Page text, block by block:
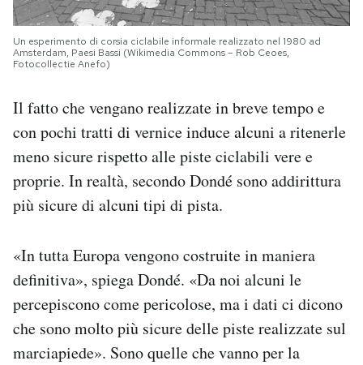
Un esperimento di corsia ciclabile informale realizzato nel 1980 ad
Amsterdam, Paesi Bassi (Wikimedia Commons – Rob Ceoes,
Fotocollectie Anefo)
Il fatto che vengano realizzate in breve tempo e
con pochi tratti di vernice induce alcuni a ritenerle
meno sicure rispetto alle piste ciclabili vere e
proprie. In realtà, secondo Dondé sono addirittura
più sicure di alcuni tipi di pista.
«In tutta Europa vengono costruite in maniera
definitiva», spiega Dondé. «Da noi alcuni le
percepiscono come pericolose, ma i dati ci dicono
che sono molto più sicure delle piste realizzate sul
marciapiede». Sono quelle che vanno per la